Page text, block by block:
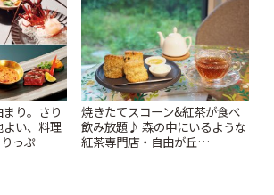
り。さり
い、料理
っぷ
焼きたてスコーン&紅茶が食べ
飲み放題♪ 森の中にいるような
紅茶専門店・自由が丘